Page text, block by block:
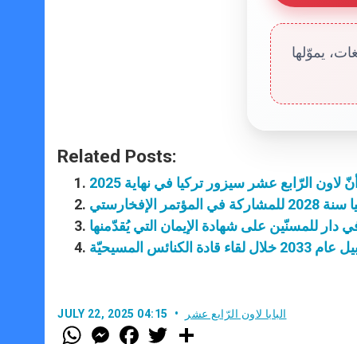
يموّلها
Related Posts:
الرّابع عشر سيزور تركيا في نهاية 2025
دار للمسنّين على شهادة الإيمان التي يُقدّمنها
المسيحيّة
JULY 22, 2025 04:15 البابا لاون الرّابع عشر
W M F